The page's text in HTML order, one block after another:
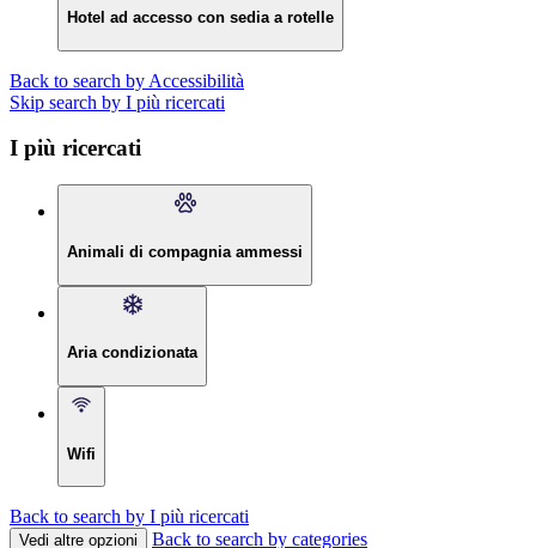
Hotel ad accesso con sedia a rotelle
Back to search by Accessibilità
Skip search by I più ricercati
I più ricercati
Animali di compagnia ammessi
Aria condizionata
Wifi
Back to search by I più ricercati
Vedi altre opzioni Back to search by categories